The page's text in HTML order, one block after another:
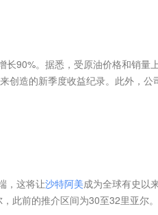
长90%。据悉，受原油价格和销量
创造的新季度收益纪录。此外，公
，这将让沙特阿美成为全球有史以
此前的推介区间为30至32里亚尔。